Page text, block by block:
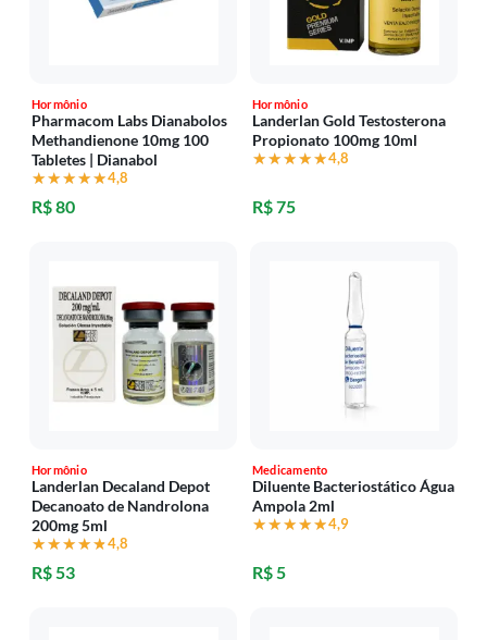
Hormônio
Pharmacom Labs Dianabolos
Methandienone 10mg 100
Tabletes | Dianabol
★★★★★
★★★★★4,8
R$ 80
Hormônio
Landerlan Gold Testosterona
Propionato 100mg 10ml
★★★★★
★★★★★4,8
R$ 75
Hormônio
Landerlan Decaland Depot
Decanoato de Nandrolona
200mg 5ml
★★★★★
★★★★★4,8
R$ 53
Medicamento
Diluente Bacteriostático Água
Ampola 2ml
★★★★★
★★★★★4,9
R$ 5